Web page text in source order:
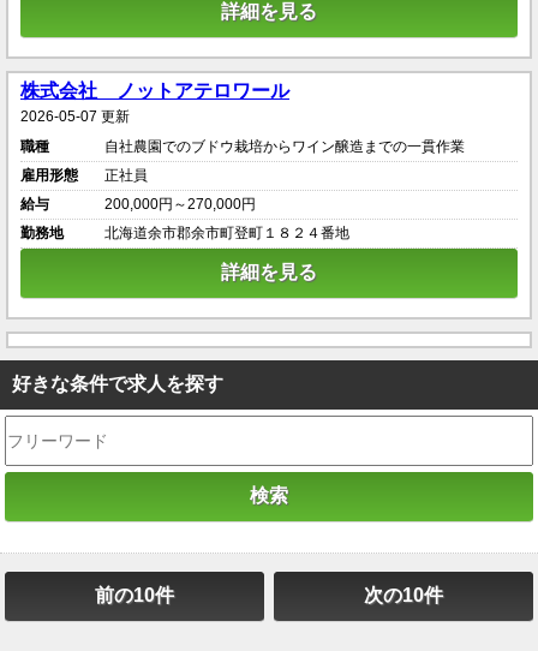
詳細を見る
株式会社 ノットアテロワール
2026-05-07 更新
職種
自社農園でのブドウ栽培からワイン醸造までの一貫作業
雇用形態
正社員
給与
200,000円～270,000円
勤務地
北海道余市郡余市町登町１８２４番地
詳細を見る
好きな条件で求人を探す
前の10件 次の10件